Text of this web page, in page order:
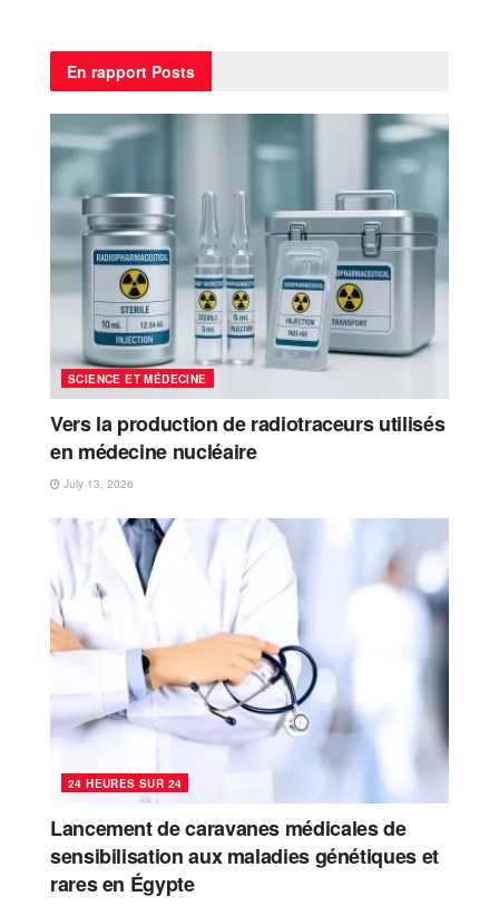
En rapport Posts
SCIENCE ET MÉDECINE
Vers la production de radiotraceurs utilisés
en médecine nucléaire
July 13, 2026
24 HEURES SUR 24
Lancement de caravanes médicales de
sensibilisation aux maladies génétiques et
rares en Égypte